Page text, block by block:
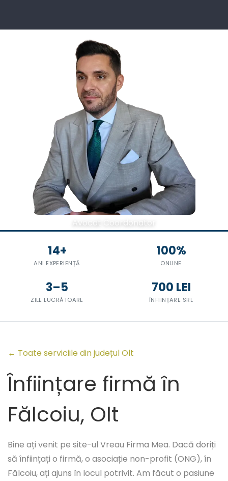
Avocat Coordonator
14+
ANI EXPERIENȚĂ
100%
ONLINE
3–5
ZILE LUCRĂTOARE
700 LEI
ÎNFIINȚARE SRL
← Toate serviciile din județul Olt
Înființare firmă în
Fălcoiu, Olt
Bine ați venit pe site-ul Vreau Firma Mea. Dacă doriți
să înființați o firmă, o asociație non-profit (ONG), în
Fălcoiu, ați ajuns în locul potrivit. Am făcut o pasiune